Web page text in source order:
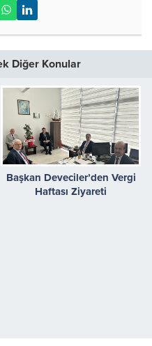
Diğer Konular
Başkan Deveciler’den Vergi
Haftası Ziyareti